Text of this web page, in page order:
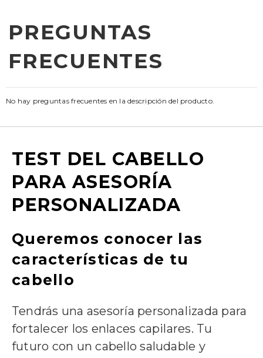
PREGUNTAS
FRECUENTES
No hay preguntas frecuentes en la descripción del producto.
TEST DEL CABELLO
PARA ASESORÍA
PERSONALIZADA
Queremos conocer las
características de tu
cabello
Tendrás una asesoría personalizada para
fortalecer los enlaces capilares. Tu
futuro con un cabello saludable y